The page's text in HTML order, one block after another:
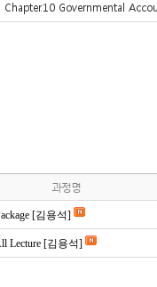
Chapter.10 Governmental
과정명
[김용석]
Lecture [김용석]